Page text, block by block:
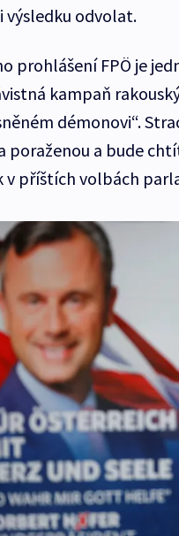
odvolat.
prohlášení FPÖ je
kampaň
démonovi“.
poraženou a bude
v příštích volbách